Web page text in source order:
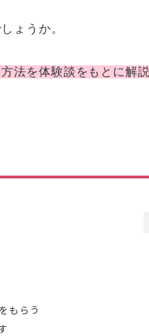
ょうか。
法を体験談をもとに解説
もらう